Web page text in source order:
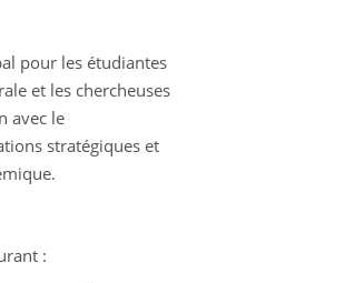
pour les étudiantes
et les chercheuses
avec le
stratégiques et
: